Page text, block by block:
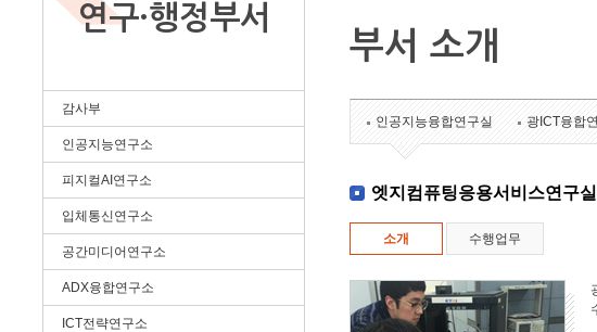
연구·행정부서
감사부
인공지능연구소
피지컬AI연구소
입체통신연구소
공간미디어연구소
ADX융합연구소
ICT전략연구소
부서 소개
인공지능융합연구실 광ICT융합
엣지컴퓨팅응용서비스연구실
소개 수행업무